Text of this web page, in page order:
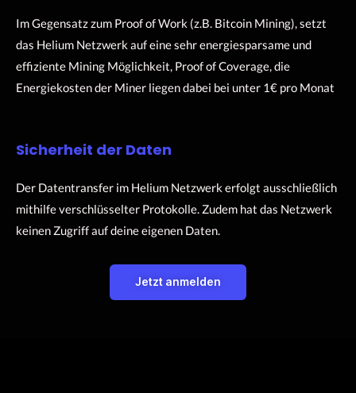
Im Gegensatz zum Proof of Work (z.B. Bitcoin Mining), setzt
das Helium Netzwerk auf eine sehr energiesparsame und
effiziente Mining Möglichkeit, Proof of Coverage, die
Energiekosten der Miner liegen dabei bei unter 1€ pro Monat
Sicherheit der Daten
Der Datentransfer im Helium Netzwerk erfolgt ausschließlich
mithilfe verschlüsselter Protokolle. Zudem hat das Netzwerk
keinen Zugriff auf deine eigenen Daten.
Jetzt anmelden